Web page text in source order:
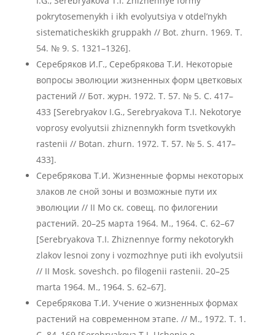
pokrytosemenykh i ikh evolyutsiya v otdel’nykh
sistematicheskikh gruppakh // Bot. zhurn. 1969. T.
54. № 9. S. 1321–1326].
Серебряков И.Г., Серебрякова Т.И. Некоторые
вопросы эволюции жизненных форм цветковых
растений // Бот. журн. 1972. Т. 57. № 5. С. 417–
433 [Serebryakov I.G., Serebryakova T.I. Nekotorye
voprosy evolyutsii zhiznennykh form tsvetkovykh
rastenii // Botan. zhurn. 1972. T. 57. № 5. S. 417–
433].
Серебрякова Т.И. Жизненные формы некоторых
злаков ле сной зоны и возможные пути их
эволюции // II Мо ск. совещ. по филогении
растений. 20–25 марта 1964. М., 1964. С. 62–67
[Serebryakova T.I. Zhiznennye formy nekotorykh
zlakov lesnoi zony i vozmozhnye puti ikh evolyutsii
// II Mosk. soveshch. po filogenii rastenii. 20–25
marta 1964. M., 1964. S. 62–67].
Серебрякова Т.И. Учение о жизненных формах
растений на современном этапе. // М., 1972. Т. 1.